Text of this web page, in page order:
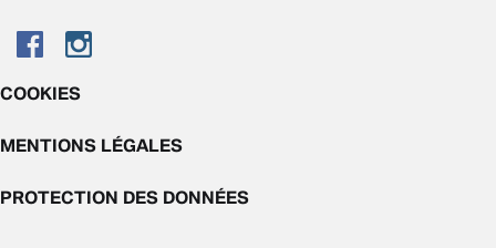
COOKIES
MENTIONS LÉGALES
PROTECTION DES DONNÉES